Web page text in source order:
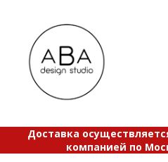
Доставка
компанией по